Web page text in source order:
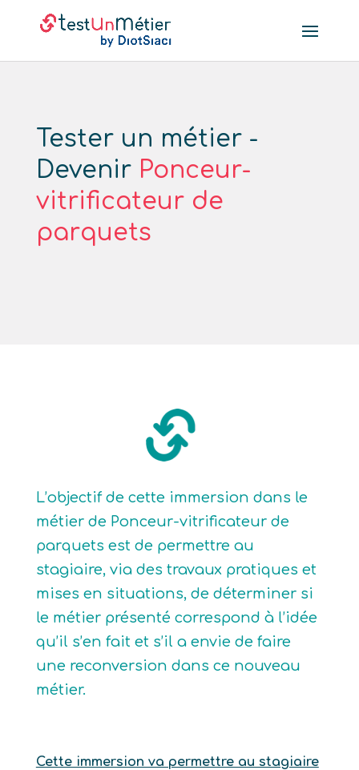
Tester un métier -
Devenir Ponceur-
vitrificateur de
parquets
L’objectif de cette immersion dans le
métier de Ponceur-vitrificateur de
parquets est de permettre au
stagiaire, via des travaux pratiques et
mises en situations, de déterminer si
le métier présenté correspond à l’idée
qu’il s’en fait et s’il a envie de faire
une reconversion dans ce nouveau
métier.
Cette immersion va permettre au stagiaire